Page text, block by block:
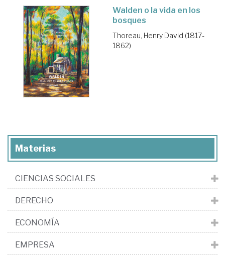
Walden o la vida en los
bosques
Thoreau, Henry David (1817-
1862)
Materias
CIENCIAS SOCIALES
DERECHO
ECONOMÍA
EMPRESA